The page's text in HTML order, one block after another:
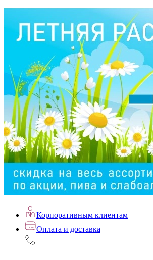
Корпоративным клиентам
Оплата и доставка